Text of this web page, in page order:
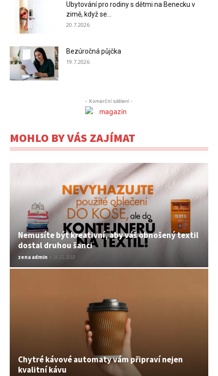
Ubytování pro rodiny s dětmi na Benecku v
zimě, když se...
20.7.2026
Bezúročná půjčka
19.7.2026
- Komerční sdělení -
MOHLO BY VÁS ZAJÍMAT
Nemusíte být kreativní, aby váš obnošený textil
dostal druhou šanci
zena admin - 24.11.2018
Chytré kávové automaty vám připraví nejen
kvalitní kávu